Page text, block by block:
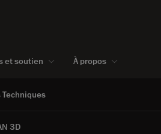
et soutien À propos
3D